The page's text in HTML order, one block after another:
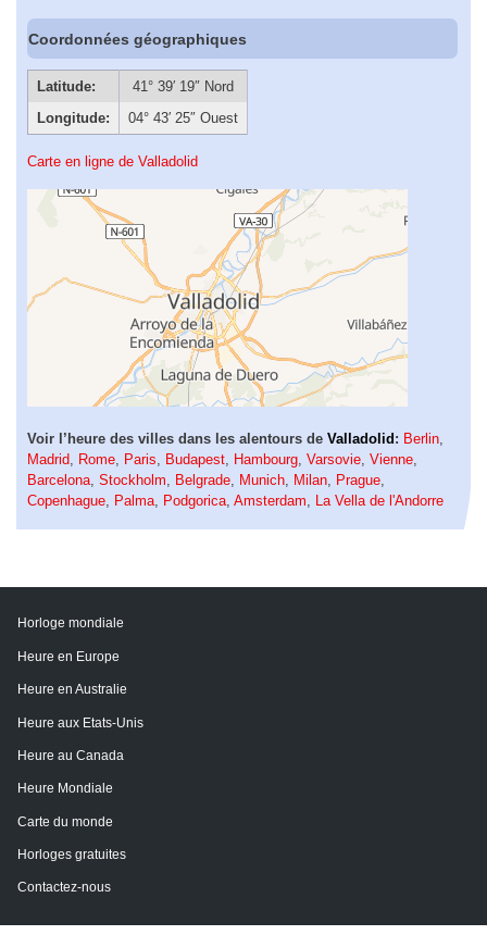
Coordonnées géographiques
Latitude:
41° 39′ 19″ Nord
Longitude:
04° 43′ 25″ Ouest
Carte en ligne de Valladolid
Voir l’heure des villes dans les alentours de Valladolid : Berlin
Madrid
Rome Paris Budapest Hambourg Varsovie Vienne
Barcelona Stockholm Belgrade Munich Milan Prague
Copenhague
Palma Podgorica Amsterdam La Vella de l'Andorre
Horloge mondiale
Heure en Europe
Heure en Australie
Heure aux Etats-Unis
Heure au Canada
Heure Mondiale
Carte du monde
Horloges gratuites
Contactez-nous